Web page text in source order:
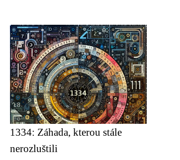
1334: Záhada, kterou stále
nerozluštili